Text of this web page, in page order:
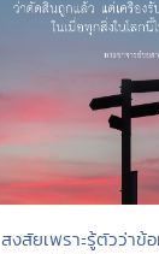
สงสัยเพราะรู้ตัวว่าข้